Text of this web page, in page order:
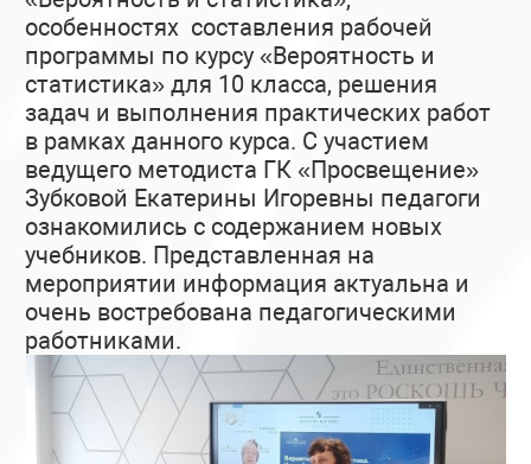
особенностях составления рабочей
программы по курсу «Вероятность и
статистика» для 10 класса, решения
задач и выполнения практических работ
в рамках данного курса. С участием
ведущего методиста ГК «Просвещение»
Зубковой Екатерины Игоревны педагоги
ознакомились с содержанием новых
учебников. Представленная на
мероприятии информация актуальна и
очень востребована педагогическими
работниками.